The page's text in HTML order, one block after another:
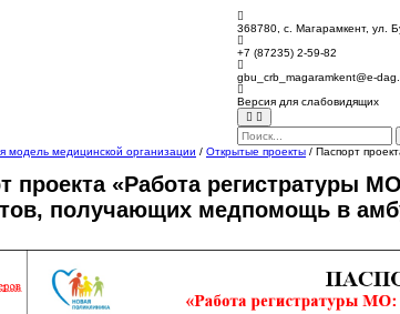
368780, с. Магарамкент, ул.
+7 (87235) 2-59-82
gbu_crb_magaramkent@e-
Версия для слабовидящих
модель медицинской организации / Открытые проекты / Паспорт
проекта «Работа регистратуры
получающих медпомощь в